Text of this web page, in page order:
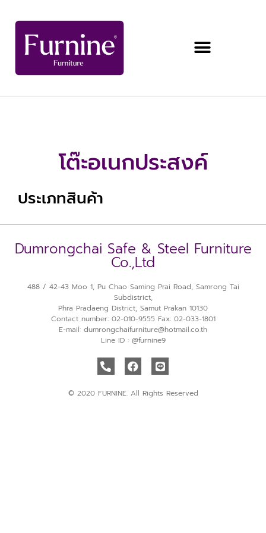
โต๊ะอเนกประสงค์
ประเภทสินค้า
Dumrongchai Safe & Steel Furniture
Co.,Ltd
488 / 42-43 Moo 1, Pu Chao Saming Prai Road, Samrong Tai
Subdistrict,
Phra Pradaeng District, Samut Prakan 10130
Contact number: 02-010-9555 Fax: 02-033-1801
E-mail: dumrongchaifurniture@hotmail.co.th
Line ID : @furnine9
© 2020 FURNINE. All Rights Reserved